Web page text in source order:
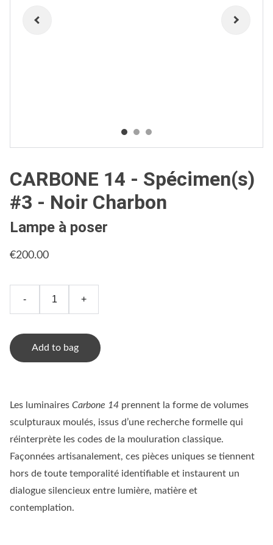
CARBONE 14 - Spécimen(s)
#3 - Noir Charbon
Lampe à poser
€200.00
- +
Add to bag
Les luminaires Carbone 14 prennent la forme de volumes
sculpturaux moulés, issus d’une recherche formelle qui
réinterprète les codes de la mouluration classique.
Façonnées artisanalement, ces pièces uniques se tiennent
hors de toute temporalité identifiable et instaurent un
dialogue silencieux entre lumière, matière et
contemplation.